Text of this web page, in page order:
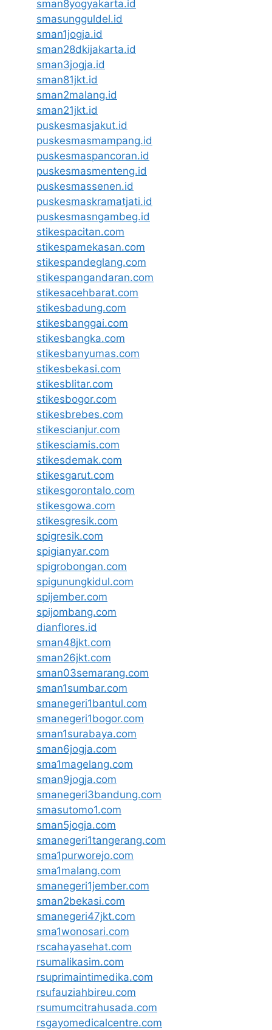
sman8yogyakarta.id
smasungguldel.id
sman1jogja.id
sman28dkijakarta.id
sman3jogja.id
sman81jkt.id
sman2malang.id
sman21jkt.id
puskesmasjakut.id
puskesmasmampang.id
puskesmaspancoran.id
puskesmasmenteng.id
puskesmassenen.id
puskesmaskramatjati.id
puskesmasngambeg.id
stikespacitan.com
stikespamekasan.com
stikespandeglang.com
stikespangandaran.com
stikesacehbarat.com
stikesbadung.com
stikesbanggai.com
stikesbangka.com
stikesbanyumas.com
stikesbekasi.com
stikesblitar.com
stikesbogor.com
stikesbrebes.com
stikescianjur.com
stikesciamis.com
stikesdemak.com
stikesgarut.com
stikesgorontalo.com
stikesgowa.com
stikesgresik.com
spigresik.com
spigianyar.com
spigrobongan.com
spigunungkidul.com
spijember.com
spijombang.com
dianflores.id
sman48jkt.com
sman26jkt.com
sman03semarang.com
sman1sumbar.com
smanegeri1bantul.com
smanegeri1bogor.com
sman1surabaya.com
sman6jogja.com
sma1magelang.com
sman9jogja.com
smanegeri3bandung.com
smasutomo1.com
sman5jogja.com
smanegeri1tangerang.com
sma1purworejo.com
sma1malang.com
smanegeri1jember.com
sman2bekasi.com
smanegeri47jkt.com
sma1wonosari.com
rscahayasehat.com
rsumalikasim.com
rsuprimaintimedika.com
rsufauziahbireu.com
rsumumcitrahusada.com
rsgayomedicalcentre.com